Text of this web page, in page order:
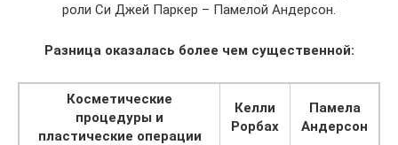
роли Си Джей Паркер – Памелой Андерсон.
Разница оказалась более чем существенной:
Косметические
процедуры и
пластические операции
Келли
Рорбах
Памела
Андерсон